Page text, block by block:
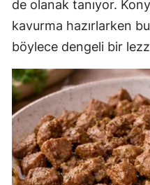
de olanak tanıyor.
kavurma hazırlarken
böylece dengeli bir